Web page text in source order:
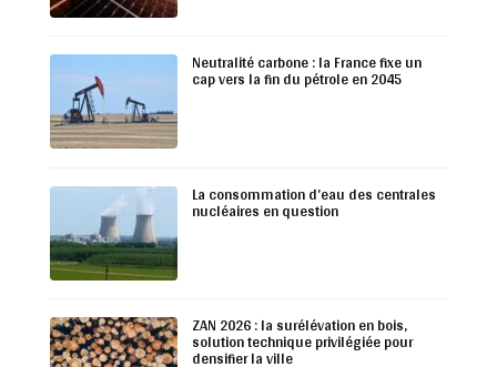
Neutralité carbone : la France fixe un
cap vers la fin du pétrole en 2045
La consommation d’eau des centrales
nucléaires en question
ZAN 2026 : la surélévation en bois,
solution technique privilégiée pour
densifier la ville